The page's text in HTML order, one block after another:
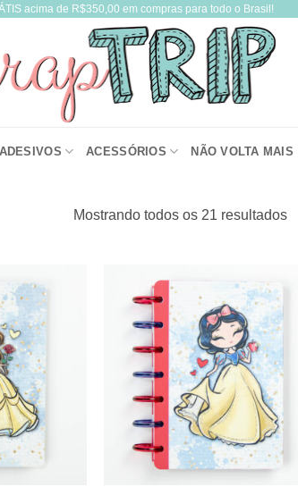
acima de R$350,00 em compras para todo o Brasil!
ADESIVOS ACESSÓRIOS NÃO VOLTA MAIS
Mostrando todos os 21 resultados